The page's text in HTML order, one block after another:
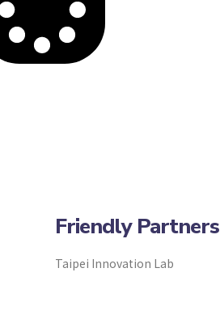
Friendly Partners
Taipei Innovation Lab